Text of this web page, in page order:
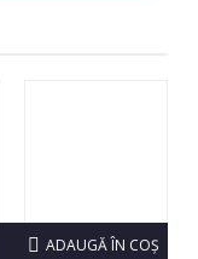
ADAUGĂ ÎN COŞ